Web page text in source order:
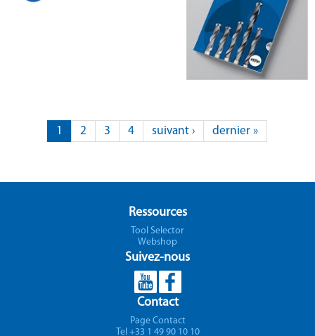
Pages1 2 3 4 suivant › dernier »
Ressources
Tool Selector
Webshop
Suivez-nous
Contact
Page Contact
Tel +33 1 49 90 10 10